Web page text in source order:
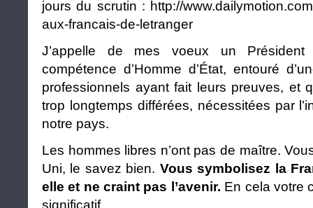
jours du scrutin : http://
aux-francais-de-letranger
J’appelle de mes voeux un Président
compétence d’Homme d’État, entouré
professionnels ayant fait leurs preuves, et
trop longtemps différées, nécessitées par
notre pays.
Les hommes libres n’ont pas de maître.
Uni, le savez bien. Vous symbolisez la
elle et ne craint pas l’avenir. En cela votre
significatif.